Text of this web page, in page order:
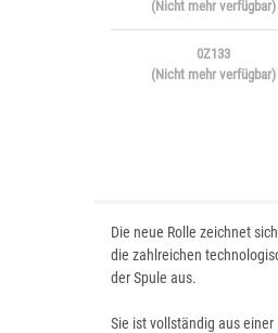
(Nicht mehr verfügbar)
0Z133
(Nicht mehr verfügbar)
Die neue Rolle zeichnet
die zahlreichen
der Spule aus.
Sie ist vollständig aus